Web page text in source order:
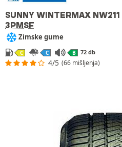
SUNNY WINTERMAX NW211
3PMSF
Zimske gume
C C B 72 db
4/5 (66 mišljenja)